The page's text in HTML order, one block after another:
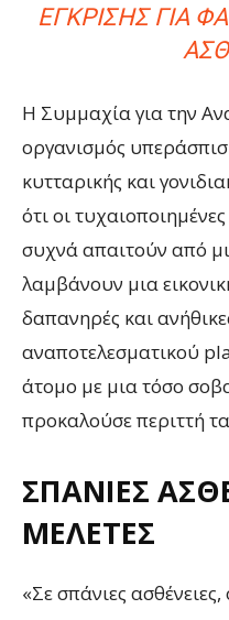
ΈΓΚΡΙΣΗΣ ΓΙΑ
Η Συμμαχία για την
οργανισμός
κυτταρικής και
ότι οι
συχνά απαιτούν από
λαμβάνουν μια
δαπανηρές και
αναποτελεσματικού
άτομο με μια τόσο
προκαλούσε περιττή
ΣΠΆΝΙΕΣ
ΜΕΛΈΤΕΣ
«Σε σπάνιες